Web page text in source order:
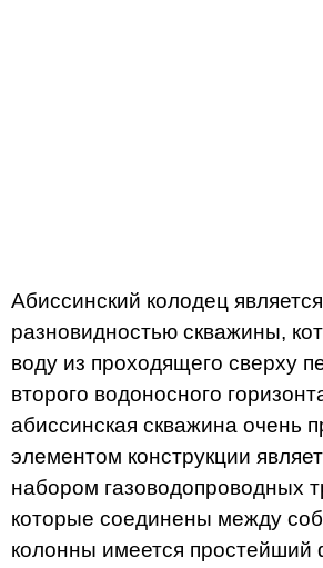
Абиссинский колодец
разновидностью скважины,
воду из проходящего сверху
второго водоносного
абиссинская скважина очень
элементом конструкции
набором газоводопроводных
которые соединены между
колонны имеется простейший